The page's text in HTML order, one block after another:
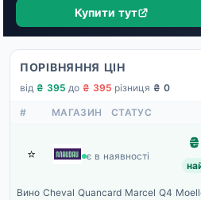
Купити тут
ПОРІВНЯННЯ ЦІН
від ₴ 395·до ₴ 395·різниця ₴ 0
# МАГАЗИН СТАТУС
⭐ Maudau
є в наявності